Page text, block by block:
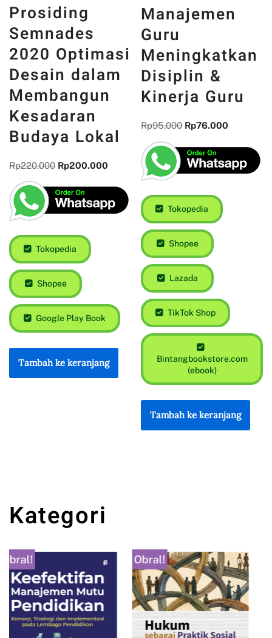
Prosiding
Semnades
2020 Optimasi
Desain dalam
Membangun
Kesadaran
Budaya Lokal
Rp220.000 Rp200.000
Tokopedia
Shopee
Google Play Book
Tambah ke keranjang
Manajemen
Guru
Meningkatkan
Disiplin &
Kinerja Guru
Rp95.000 Rp76.000
Tokopedia
Shopee
Lazada
TikTok Shop
Bintangbookstore.com
(ebook)
Tambah ke keranjang
Kategori
Obral! Obral!